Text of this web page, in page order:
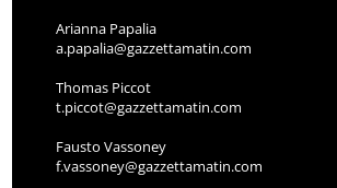
Arianna Papalia
a.papalia@gazzettamatin.com
Thomas Piccot
t.piccot@gazzettamatin.com
Fausto Vassoney
f.vassoney@gazzettamatin.com